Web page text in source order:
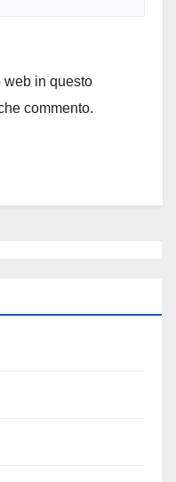
web in questo
commento.